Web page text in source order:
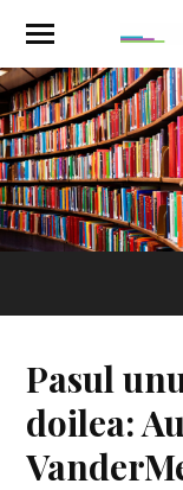
Pasul
doilea: